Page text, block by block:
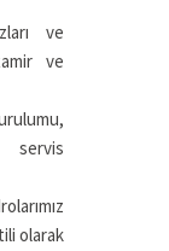
ve
ve
servis
olarak